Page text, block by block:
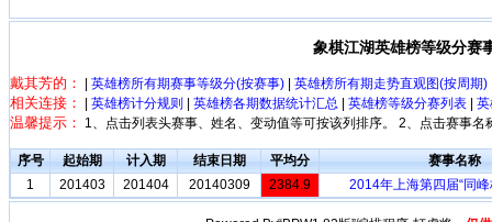
象棋江湖英雄榜等级分赛
戴其芳的： 英雄榜所有期赛事等级分(按赛事) 英雄榜所有期走势直观图(按周期)
相关连接： 英雄榜计分规则 英雄榜各期数据统计汇总 英雄榜等级分赛列表
温馨提示： 1、点击列表头赛事、姓名、变动值等可按该列排序。 2、点击赛事
序号 起始期 计入期 结束日期 平均分
赛事名称
1
201403 201404 20140309 2384.9 2014年上海第四届“同